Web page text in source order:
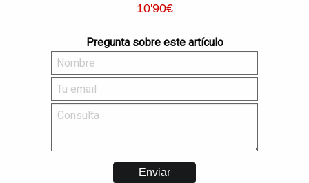
10'90€
Pregunta sobre este artículo